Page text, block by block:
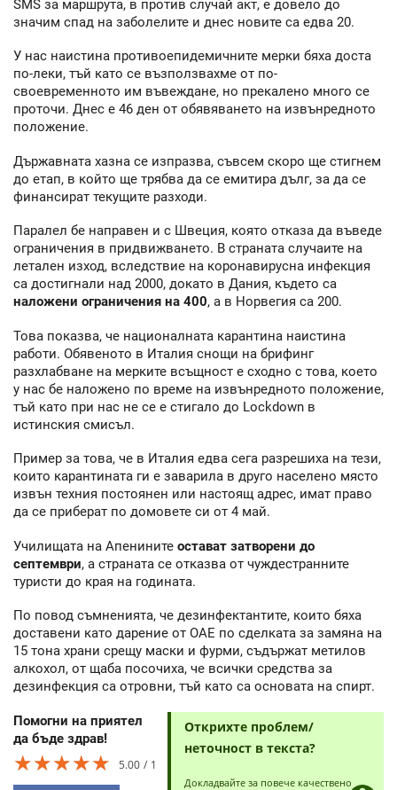
SMS за маршрута, в против случай акт, е довело до
значим спад на заболелите и днес новите са едва 20.
У нас наистина противоепидемичните мерки бяха доста
по-леки, тъй като се възползвахме от по-
своевременното им въвеждане, но прекалено много се
проточи. Днес е 46 ден от обявяването на извънредното
положение.
Държавната хазна се изпразва, съвсем скоро ще стигнем
до етап, в който ще трябва да се емитира дълг, за да се
финансират текущите разходи.
Паралел бе направен и с Швеция, която отказа да въведе
ограничения в придвижването. В страната случаите на
летален изход, вследствие на коронавирусна инфекция
са достигнали над 2000, докато в Дания, където са
наложени ограничения на 400, а в Норвегия са 200.
Това показва, че националната карантина наистина
работи. Обявеното в Италия снощи на брифинг
разхлабване на мерките всъщност е сходно с това, което
у нас бе наложено по време на извънредното положение,
тъй като при нас не се е стигало до Lockdown в
истинския смисъл.
Пример за това, че в Италия едва сега разрешиха на тези,
които карантината ги е заварила в друго населено място
извън техния постоянен или настоящ адрес, имат право
да се приберат по домовете си от 4 май.
Училищата на Апенините остават затворени до
септември, а страната се отказва от чуждестранните
туристи до края на годината.
По повод съмненията, че дезинфектантите, които бяха
доставени като дарение от ОАЕ по сделката за замяна на
15 тона храни срещу маски и фурми, съдържат метилов
алкохол, от щаба посочиха, че всички средства за
дезинфекция са отровни, тъй като са основата на спирт.
Помогни на приятел
да бъде здрав!
★★★★★
★★★★★
★★★★★ 5.00 1
Открихте проблем/
неточност в текста?
Докладвайте за повече качествено